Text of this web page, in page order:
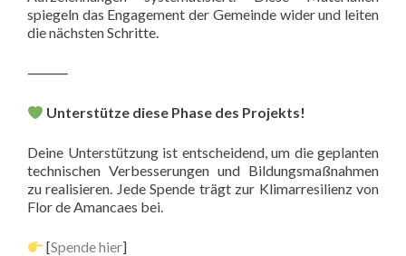
spiegeln das Engagement der Gemeinde wider und leiten
die nächsten Schritte.
⸻
Unterstütze diese Phase des Projekts!
Deine Unterstützung ist entscheidend, um die geplanten
technischen Verbesserungen und Bildungsmaßnahmen
zu realisieren. Jede Spende trägt zur Klimarresilienz von
Flor de Amancaes bei.
[Spende hier]